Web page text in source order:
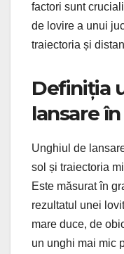
factori sunt
de lovire a unui
traiectoria și
Definiția
lansare
Unghiul de
sol și traiectoria
Este măsurat în
rezultatul unei
mare duce, de
un unghi mai mic